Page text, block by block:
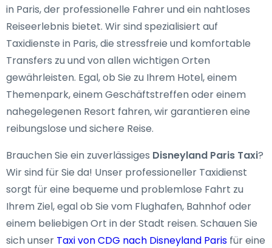
in Paris, der professionelle Fahrer und ein nahtloses
Reiseerlebnis bietet. Wir sind spezialisiert auf
Taxidienste in Paris, die stressfreie und komfortable
Transfers zu und von allen wichtigen Orten
gewährleisten. Egal, ob Sie zu Ihrem Hotel, einem
Themenpark, einem Geschäftstreffen oder einem
nahegelegenen Resort fahren, wir garantieren eine
reibungslose und sichere Reise.
Brauchen Sie ein zuverlässiges Disneyland Paris Taxi?
Wir sind für Sie da! Unser professioneller Taxidienst
sorgt für eine bequeme und problemlose Fahrt zu
Ihrem Ziel, egal ob Sie vom Flughafen, Bahnhof oder
einem beliebigen Ort in der Stadt reisen. Schauen Sie
sich unser Taxi von CDG nach Disneyland Paris für eine